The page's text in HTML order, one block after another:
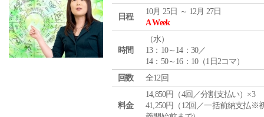
日程
10月 25日 ～ 12月 27日
A Week
時間
（水）
13：10～14：30／
14：50～16：10（1日2コマ）
回数
全12回
料金
14,850円（4回／分割支払い）×3
41,250円（12回／一括前納支払※